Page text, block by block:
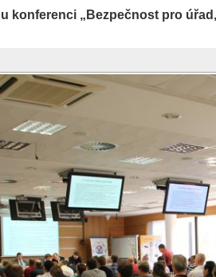
konferenci „Bezpečnost pro